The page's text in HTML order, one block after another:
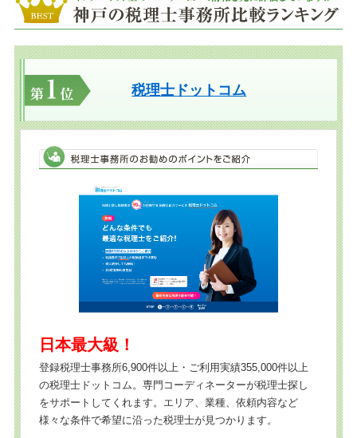
税理士ドットコム
日本最大級！
登録税理士事務所6,900件以上・ご利用実績355,000件以上
の税理士ドットコム。専門コーディネーターが税理士探し
をサポートしてくれます。エリア、業種、依頼内容など
様々な条件で希望に沿った税理士が見つかります。